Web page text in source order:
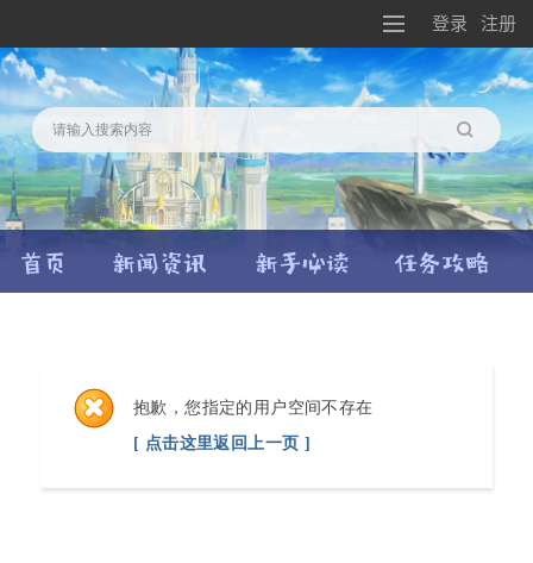
登录 注册
搜索
抱歉，您指定的用户空间不存在
[ 点击这里返回上一页 ]